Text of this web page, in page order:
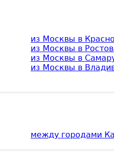
из Москвы в
из Москвы в
из Москвы в
из Москвы в
между городами